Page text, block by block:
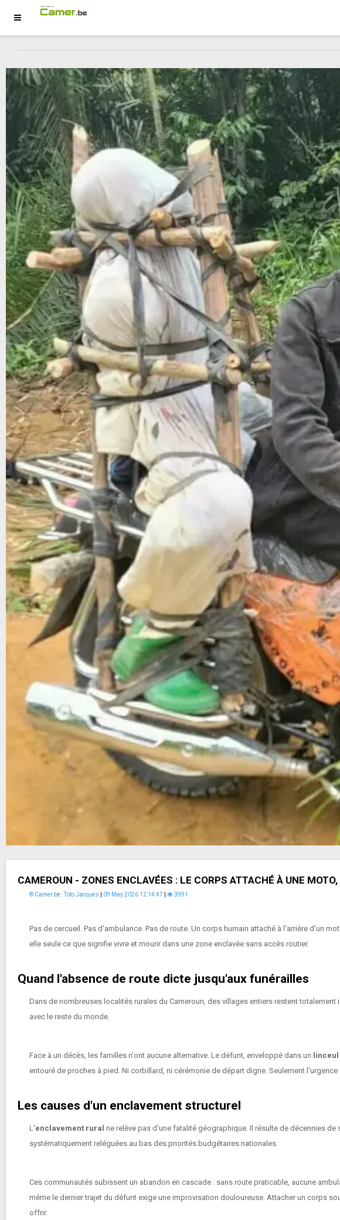
CAMEROUN - ZONES ENCLAVÉES : LE CORPS ATTACHÉ À UNE
© Camer.be : Toto Jacques 09 May 2026 12:14:47 3991
Pas de cercueil. Pas d'ambulance. Pas de route. Un corps humain attaché à l'arrière d'un
elle seule ce que signifie vivre et mourir dans une zone enclavée sans accès routier.
Quand l'absence de route dicte jusqu'aux funérailles
Dans de nombreuses localités rurales du Cameroun, des villages entiers restent
avec le reste du monde.
Face à un décès, les familles n'ont aucune alternative. Le défunt, enveloppé dans un
entouré de proches à pied. Ni corbillard, ni cérémonie de départ digne. Seulement
Les causes d'un enclavement structurel
L'enclavement rural ne relève pas d'une fatalité géographique. Il résulte de décennies
systématiquement reléguées au bas des priorités budgétaires nationales.
Ces communautés subissent un abandon en cascade : sans route praticable, aucune
même le dernier trajet du défunt exige une improvisation douloureuse. Attacher un corps
offrir.